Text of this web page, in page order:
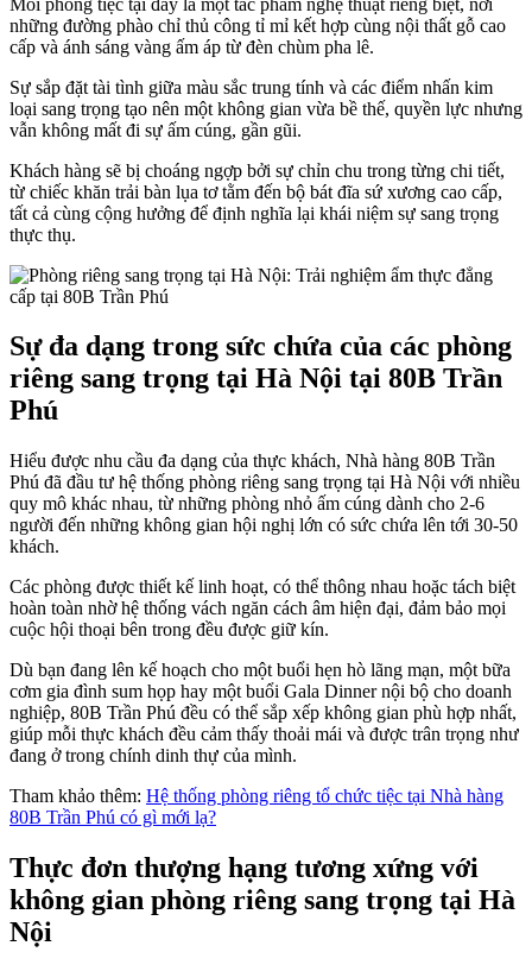
những đường phào chỉ thủ công tỉ mỉ kết hợp cùng nội thất gỗ cao
cấp và ánh sáng vàng ấm áp từ đèn chùm pha lê.
Sự sắp đặt tài tình giữa màu sắc trung tính và các điểm nhấn kim
loại sang trọng tạo nên một không gian vừa bề thế, quyền lực nhưng
vẫn không mất đi sự ấm cúng, gần gũi.
Khách hàng sẽ bị choáng ngợp bởi sự chỉn chu trong từng chi tiết,
từ chiếc khăn trải bàn lụa tơ tằm đến bộ bát đĩa sứ xương cao cấp,
tất cả cùng cộng hưởng để định nghĩa lại khái niệm sự sang trọng
thực thụ.
Sự đa dạng trong sức chứa của các phòng
riêng sang trọng tại Hà Nội tại 80B Trần
Phú
Hiểu được nhu cầu đa dạng của thực khách, Nhà hàng 80B Trần
Phú đã đầu tư hệ thống phòng riêng sang trọng tại Hà Nội với nhiều
quy mô khác nhau, từ những phòng nhỏ ấm cúng dành cho 2-6
người đến những không gian hội nghị lớn có sức chứa lên tới 30-50
khách.
Các phòng được thiết kế linh hoạt, có thể thông nhau hoặc tách biệt
hoàn toàn nhờ hệ thống vách ngăn cách âm hiện đại, đảm bảo mọi
cuộc hội thoại bên trong đều được giữ kín.
Dù bạn đang lên kế hoạch cho một buổi hẹn hò lãng mạn, một bữa
cơm gia đình sum họp hay một buổi Gala Dinner nội bộ cho doanh
nghiệp, 80B Trần Phú đều có thể sắp xếp không gian phù hợp nhất,
giúp mỗi thực khách đều cảm thấy thoải mái và được trân trọng như
đang ở trong chính dinh thự của mình.
Tham khảo thêm: Hệ thống phòng riêng tổ chức tiệc tại Nhà hàng
80B Trần Phú có gì mới lạ?
Thực đơn thượng hạng tương xứng với
không gian phòng riêng sang trọng tại Hà
Nội